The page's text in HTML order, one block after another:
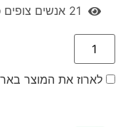
21 אנשים צופים
לארוז את המוצר